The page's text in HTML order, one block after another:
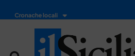
Cronache locali